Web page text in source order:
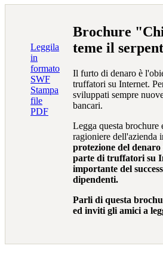
Leggila
in
formato
SWF
Stampa
file
PDF
Brochure
teme il
Il furto di denaro è
truffatori su Internet.
sviluppati sempre
bancari.
Legga questa brochure
ragioniere dell'azienda
protezione del
parte di truffatori su
importante del
dipendenti.
Parli di questa
ed inviti gli amici a